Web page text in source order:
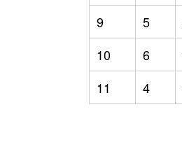
9
5
10
6
11
4